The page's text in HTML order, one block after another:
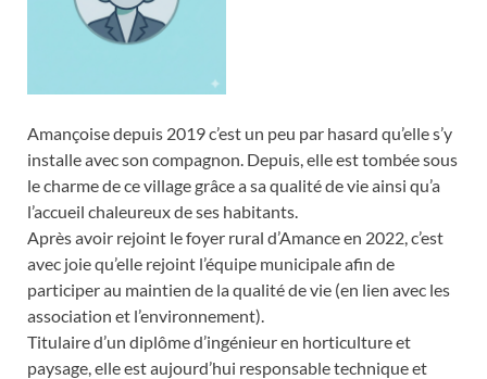
Amançoise depuis 2019 c’est un peu par hasard qu’elle s’y
installe avec son compagnon. Depuis, elle est tombée sous
le charme de ce village grâce a sa qualité de vie ainsi qu’a
l’accueil chaleureux de ses habitants.
Après avoir rejoint le foyer rural d’Amance en 2022, c’est
avec joie qu’elle rejoint l’équipe municipale afin de
participer au maintien de la qualité de vie (en lien avec les
association et l’environnement).
Titulaire d’un diplôme d’ingénieur en horticulture et
paysage, elle est aujourd’hui responsable technique et